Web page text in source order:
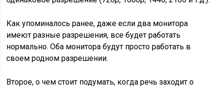
Как упоминалось ранее, даже если два монитора
имеют разные разрешения, все будет работать
нормально. Оба монитора будут просто работать в
своем родном разрешении.
Второе, о чем стоит подумать, когда речь заходит о